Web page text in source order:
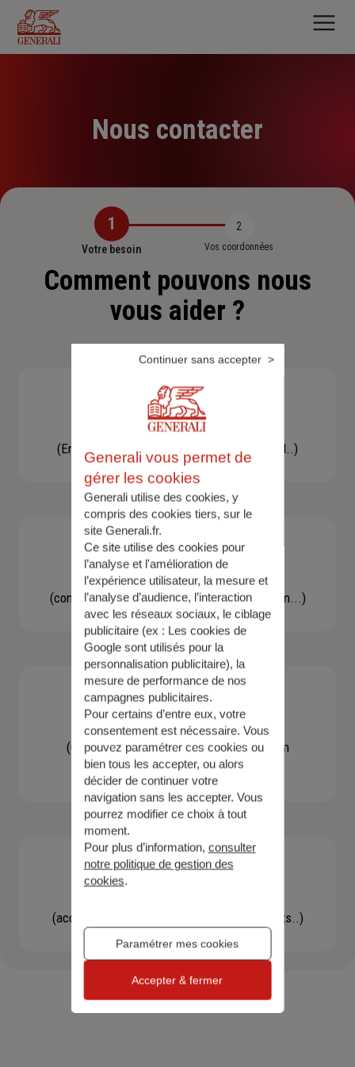
contenu
principal
Nous contacter
1
Votre besoin
2
Vos coordonnées
Comment pouvons nous
vous aider ?
Besoin d'une assistance
(En cas d'accident, bris de glace, un conseil..)
Demande d'information
(concernant une actualité, une réglementation...)
Contacter un agent
(Obtenir un devis, une information, faire un
bilan...)
(accéder à l'espace client, gérer mes contrats..)
Generali vous permet de
gérer les cookies
Generali utilise des cookies, y
compris des cookies tiers, sur le
site Generali.fr.
Ce site utilise des cookies pour
l’analyse et l'amélioration de
l’expérience utilisateur, la mesure et
l’analyse d’audience, l’interaction
avec les réseaux sociaux, le ciblage
publicitaire (ex : Les cookies de
Google sont utilisés pour la
personnalisation publicitaire), la
mesure de performance de nos
campagnes publicitaires.
Pour certains d’entre eux, votre
consentement est nécessaire. Vous
pouvez paramétrer ces cookies ou
bien tous les accepter, ou alors
décider de continuer votre
navigation sans les accepter. Vous
pourrez modifier ce choix à tout
moment.
Pour plus d’information, consulter
notre politique de gestion des
cookies.
Paramétrer mes cookies
Continuer sans accepter
Accepter & fermer